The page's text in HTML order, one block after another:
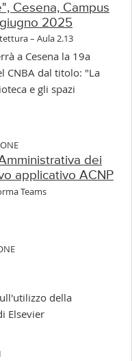
Cesena, Campus
2025
– Aula 2.13
a Cesena la 19a
CNBA dal titolo: "La
e gli spazi
dei
applicativo ACNP
Teams
della
Elsevier